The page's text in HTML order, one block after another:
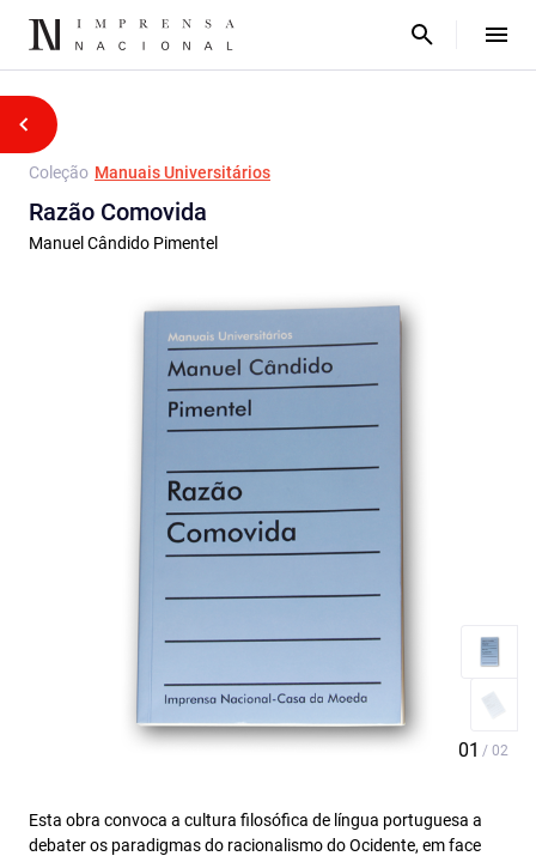
Coleção Manuais Universitários
Razão Comovida
Manuel Cândido Pimentel
Esta obra convoca a cultura filosófica de língua portuguesa a
debater os paradigmas do racionalismo do Ocidente, em face